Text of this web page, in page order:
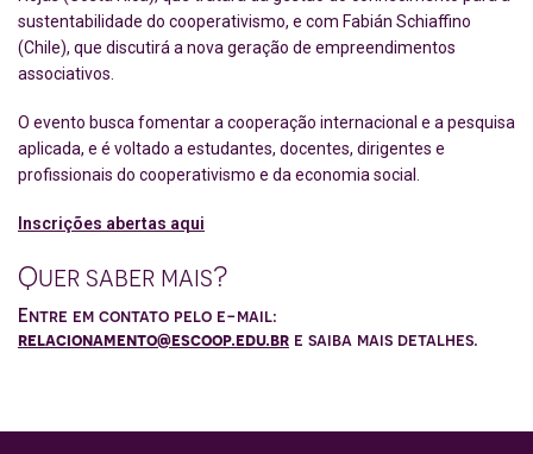
sustentabilidade do cooperativismo, e com Fabián Schiaffino
(Chile), que discutirá a nova geração de empreendimentos
associativos.
O evento busca fomentar a cooperação internacional e a pesquisa
aplicada, e é voltado a estudantes, docentes, dirigentes e
profissionais do cooperativismo e da economia social.
Inscrições abertas aqui
Quer saber mais?
Entre em contato pelo e-mail:
relacionamento@escoop.edu.br e saiba mais detalhes.